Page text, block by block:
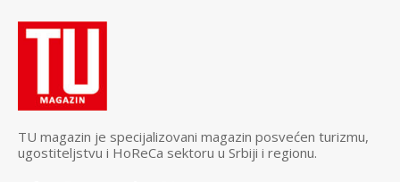
TU magazin je specijalizovani magazin posvećen turizmu,
ugostiteljstvu i HoReCa sektoru u Srbiji i regionu.